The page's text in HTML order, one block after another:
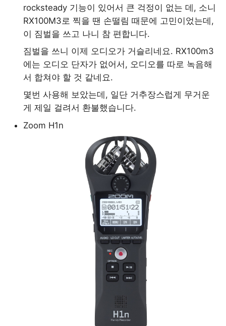
20 워킹퍼밋, 그리고 이민
22 워홀러에게 중요한 10가지
조언
23 워홀을 마치며
rocksteady 기능이 있어서 큰 걱정이 없는 데, 소니
RX100M3로 찍을 땐 손떨림 때문에 고민이었는데,
이 짐벌을 쓰고 나니 참 편합니다.
짐벌을 쓰니 이제 오디오가 거슬리네요. RX100m3
에는 오디오 단자가 없어서, 오디오를 따로 녹음해
서 합쳐야 할 것 같네요.
몇번 사용해 보았는데, 일단 거추장스럽게 무거운
게 제일 걸려서 환불했습니다.
Zoom H1n